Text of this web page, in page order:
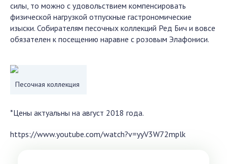
силы, то можно с удовольствием компенсировать
физической нагрузкой отпускные гастрономические
изыски. Собирателям песочных коллекций Ред Бич и вовсе
обязателен к посещению наравне с розовым Элафониси.
Песочная коллекция
*Цены актуальны на август 2018 года.
https://www.youtube.com/watch?v=yyV3W72mplk